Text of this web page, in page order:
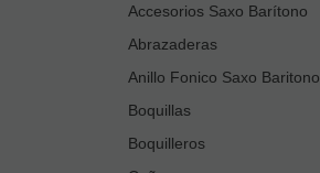
Accesorios Saxo Barítono
Abrazaderas
Anillo Fonico Saxo Baritono
Boquillas
Boquilleros